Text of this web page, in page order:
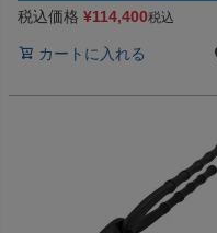
税込価格 ¥114,400税込
カートに入れる